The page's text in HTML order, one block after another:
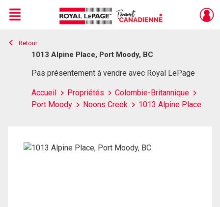
Live
En Direct
Menu
Retour
1013 Alpine Place, Port Moody, BC
Pas présentement à vendre avec Royal LePage
Accueil Propriétés
Colombie-Britannique
Port Moody
Noons Creek 1013 Alpine Place